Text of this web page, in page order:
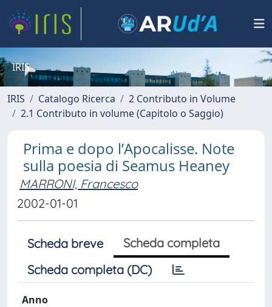
IRIS
IRIS Catalogo Ricerca
2 Contributo in Volume
2.1 Contributo in volume (Capitolo o Saggio)
Prima e dopo l’Apocalisse. Note
sulla poesia di Seamus Heaney
MARRONI, Francesco
2002-01-01
Scheda breve
Scheda completa
Scheda completa (DC)
Anno